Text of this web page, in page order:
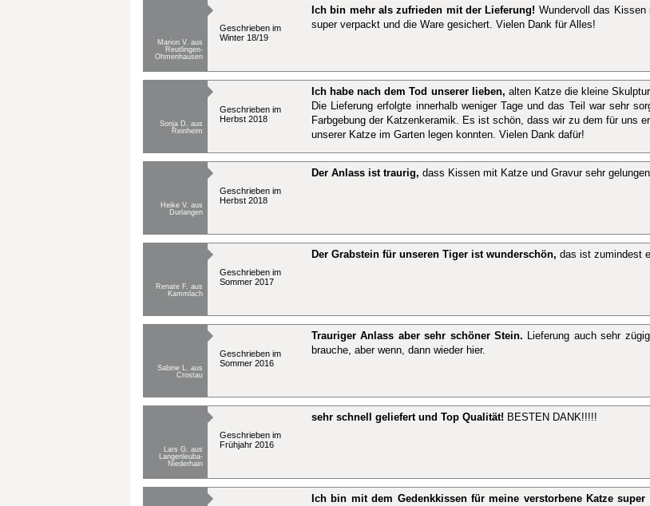
Marion V. aus
Reutlingen-
Ohmenhausen
Geschrieben im
Winter 18/19
Ich bin mehr als zufrieden mit der Lieferung! Wundervoll das
super verpackt und die Ware gesichert. Vielen Dank für Alles!
Sonja D. aus
Reinheim
Geschrieben im
Herbst 2018
Ich habe nach dem Tod unserer lieben, alten Katze die kleine
Die Lieferung erfolgte innerhalb weniger Tage und das Teil war sehr
Farbgebung der Katzenkeramik. Es ist schön, dass wir zu dem für uns
unserer Katze im Garten legen konnten. Vielen Dank dafür!
Heike V. aus
Durlangen
Geschrieben im
Herbst 2018
Der Anlass ist traurig, dass Kissen mit Katze und Gravur sehr
Renate F. aus
Kammlach
Geschrieben im
Sommer 2017
Der Grabstein für unseren Tiger ist wunderschön, das ist zumindest
Sabine L. aus
Crostau
Geschrieben im
Sommer 2016
Trauriger Anlass aber sehr schöner Stein. Lieferung auch sehr
brauche, aber wenn, dann wieder hier.
Lars G. aus
Langenleuba-
Niederhain
Geschrieben im
Frühjahr 2016
sehr schnell geliefert und Top Qualität! BESTEN DANK!!!!!
Ich bin mit dem Gedenkkissen für meine verstorbene Katze super